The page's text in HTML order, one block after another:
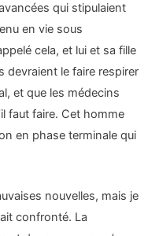
qui stipulaient
en vie sous
cela, et lui et sa fille
devraient le faire respirer
et que les médecins
faut faire. Cet homme
en phase terminale qui
nouvelles, mais je
confronté. La